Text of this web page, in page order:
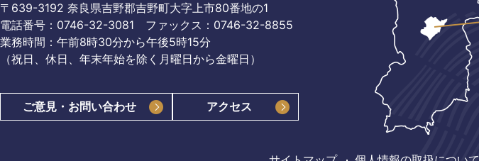
〒639-3192 奈良県吉野郡吉野町大字上市80番地の1
電話番号：0746-32-3081
ファックス：0746-32-8855
業務時間：午前8時30分から午後5時15分
（祝日、休日、年末年始を除く月曜日から金曜日）
ご意見・お問い合わせ アクセス